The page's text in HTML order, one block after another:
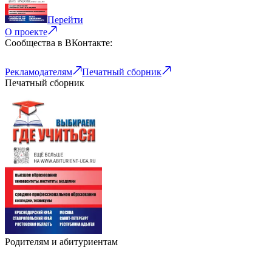
Перейти
О проекте
Сообщества в ВКонтакте:
Рекламодателям
Печатный сборник
Печатный сборник
Родителям и абитуриентам